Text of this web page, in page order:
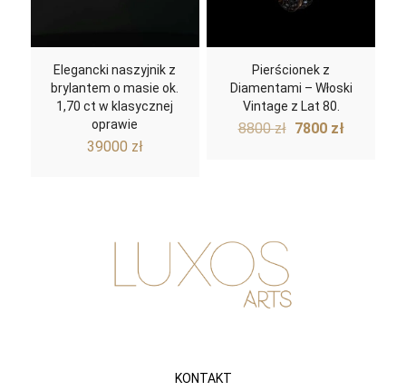
Elegancki naszyjnik z
brylantem o masie ok.
1,70 ct w klasycznej
oprawie
39000 zł
Pierścionek z
Diamentami – Włoski
Vintage z Lat 80.
8800zł Pierwotna
7800 zł
KONTAKT